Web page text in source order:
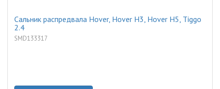
Сальник распредвала Hover, Hover H3, Hover H5, Tiggo
2.4
SMD133317